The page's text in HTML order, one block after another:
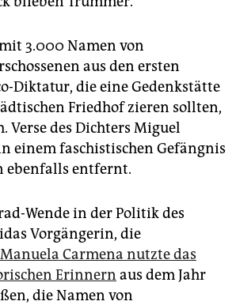
3.000 Namen von
aus den ersten
Diktatur, die eine Gedenkstätte
Friedhof zieren sollten,
Verse des Dichters Miguel
einem faschistischen Gefängnis
ebenfalls entfernt.
Wende in der Politik des
Vorgängerin, die
Manuela Carmena nutzte das
Erinnern aus dem Jahr
die Namen von